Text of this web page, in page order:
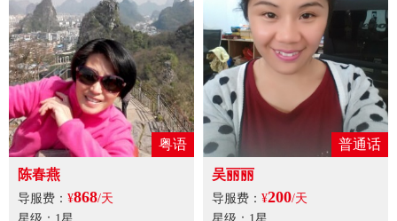
粤语
陈春燕
导服费： ¥868/天
普通话
吴丽丽
导服费： ¥200/天